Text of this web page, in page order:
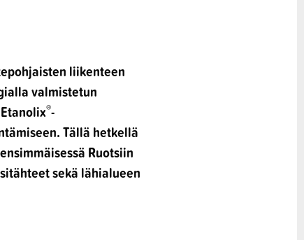
liikenteen
valmistetun
Etanolix®-
Tällä hetkellä
Ruotsiin
sekä lähialueen